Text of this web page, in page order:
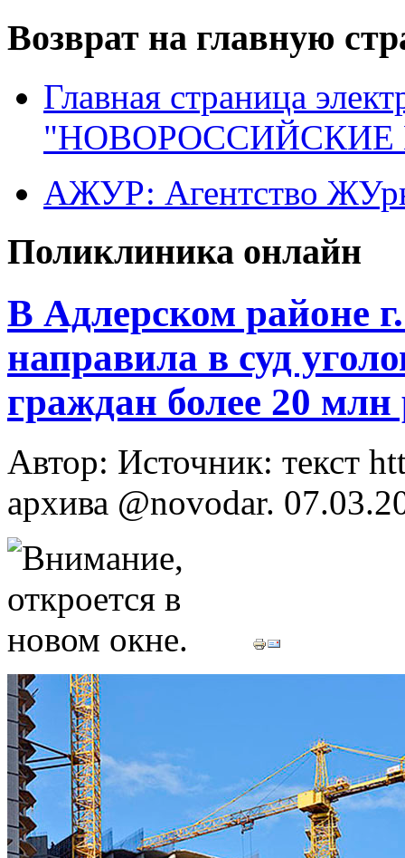
Возврат на главную
Главная страница
"НОВОРОССИЙСКИЕ
АЖУР: Агентство
Поликлиника онлайн
В Адлерском районе
направила в суд
граждан более 20
Автор: Источник: текст
архива @novodar.